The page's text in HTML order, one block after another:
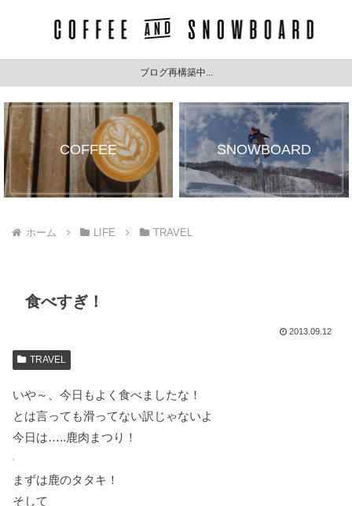
ブログ再構築中...
COFFEE SNOWBOARD
ホーム LIFE TRAVEL
食べすぎ！
2013.09.12
TRAVEL
いや～、今日もよく食べましたな！
とは言っても滑ってない訳じゃないよ
今日は…..鹿肉まつり！
まずは鹿のタタキ！
そして